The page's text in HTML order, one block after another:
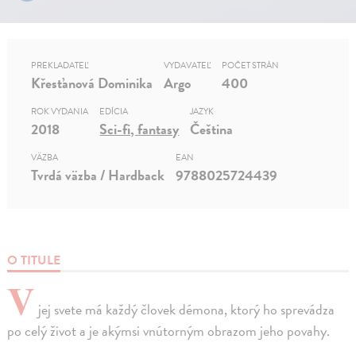
O TITULE
V jej svete má každý človek démona, ktorý ho sprevádza
po celý život a je akýmsi vnútorným obrazom jeho povahy.
PREKLADATEĽ
Křesťanová Dominika
VYDAVATEĽ
Argo
POČET STRÁN
400
ROK VYDANIA
2018
EDÍCIA
Sci-fi, fantasy
JAZYK
Čeština
VÄZBA
Tvrdá väzba / Hardback
EAN
9788025724439